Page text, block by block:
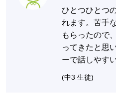
ひとつひとつ
れます。苦手
もらったので
ってきたと思
ーで話しやす
(中3 生徒)